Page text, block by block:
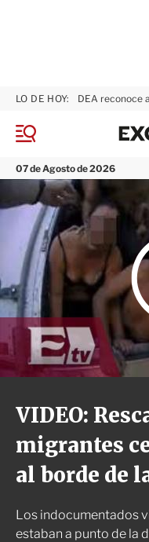
M
n
ú
07 de Agosto de 2026
LO DE HOY: DEA reconoce
VIDEO:
migrantes
al borde de
Los indocumentados
estaban a punto de la